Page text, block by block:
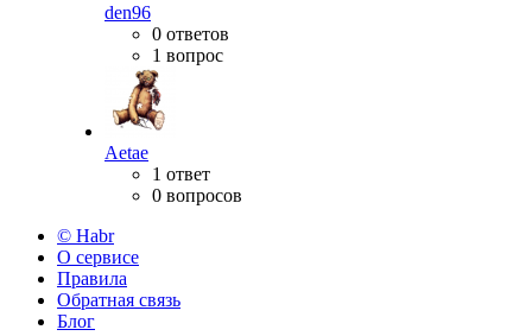
den96
0 ответов
1 вопрос
Aetae
1 ответ
0 вопросов
© Habr
О сервисе
Правила
Обратная связь
Блог